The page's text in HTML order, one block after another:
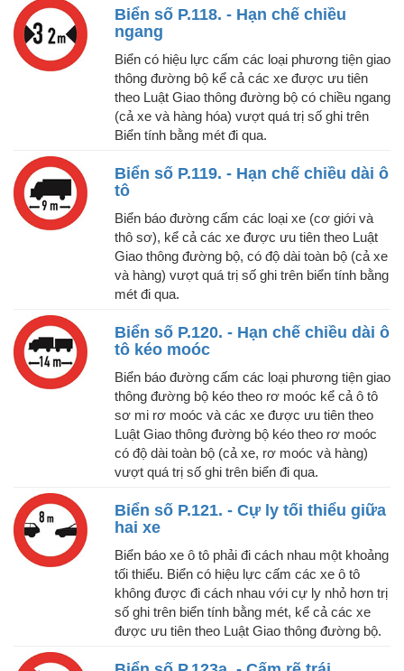
Biển số P.118. - Hạn chế chiều
ngang
Biển có hiệu lực cấm các loại phương tiện giao
thông đường bộ kể cả các xe được ưu tiên
theo Luật Giao thông đường bộ có chiều ngang
(cả xe và hàng hóa) vượt quá trị số ghi trên
Biển tính bằng mét đi qua.
Biển số P.119. - Hạn chế chiều dài ô
tô
Biển báo đường cấm các loại xe (cơ giới và
thô sơ), kể cả các xe được ưu tiên theo Luật
Giao thông đường bộ, có độ dài toàn bộ (cả xe
và hàng) vượt quá trị số ghi trên biển tính bằng
mét đi qua.
Biển số P.120. - Hạn chế chiều dài ô
tô kéo moóc
Biển báo đường cấm các loại phương tiện giao
thông đường bộ kéo theo rơ moóc kể cả ô tô
sơ mi rơ moóc và các xe được ưu tiên theo
Luật Giao thông đường bộ kéo theo rơ moóc
có độ dài toàn bộ (cả xe, rơ moóc và hàng)
vượt quá trị số ghi trên biển đi qua.
Biển số P.121. - Cự ly tối thiểu giữa
hai xe
Biển báo xe ô tô phải đi cách nhau một khoảng
tối thiểu. Biển có hiệu lực cấm các xe ô tô
không được đi cách nhau với cự ly nhỏ hơn trị
số ghi trên biển tính bằng mét, kể cả các xe
được ưu tiên theo Luật Giao thông đường bộ.